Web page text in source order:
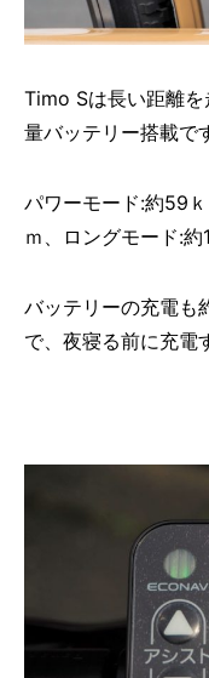
Timo Sは長い距離
量バッテリー搭載で
パワーモード:約59
ｍ、ロングモード:約
バッテリーの充電も
で、夜寝る前に充電